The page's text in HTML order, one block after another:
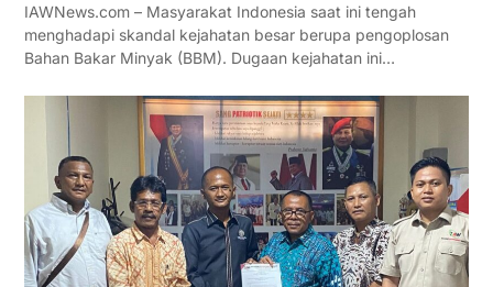
IAWNews.com – Masyarakat Indonesia saat ini tengah
menghadapi skandal kejahatan besar berupa pengoplosan
Bahan Bakar Minyak (BBM). Dugaan kejahatan ini…